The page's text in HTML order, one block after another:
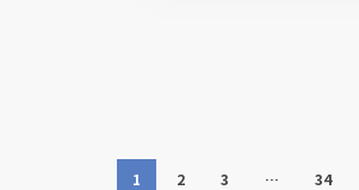
1 2 3 … 34